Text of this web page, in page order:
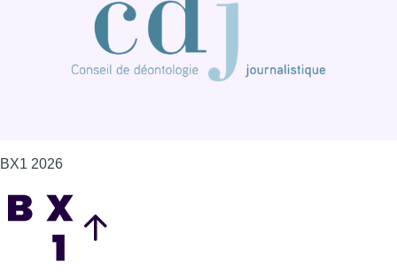
Consulter page Instagram
S'abonner à notre newsletter